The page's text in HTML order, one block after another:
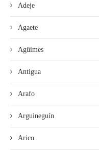
Adeje
Agaete
Agüimes
Antigua
Arafo
Arguineguín
Arico